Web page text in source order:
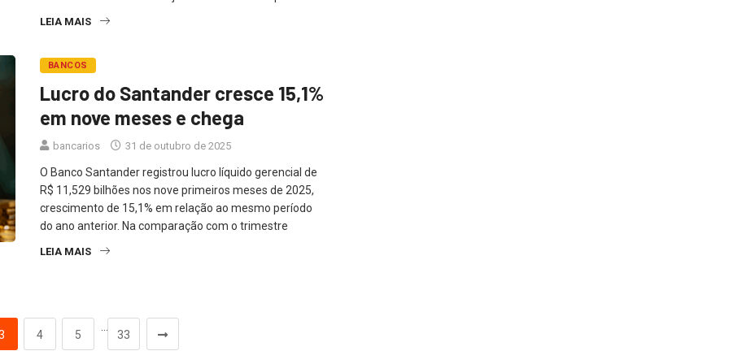
LEIA MAIS
BANCOS
Lucro do Santander cresce 15,1%
em nove meses e chega
bancarios 31 de outubro de 2025
O Banco Santander registrou lucro líquido gerencial de
R$ 11,529 bilhões nos nove primeiros meses de 2025,
crescimento de 15,1% em relação ao mesmo período
do ano anterior. Na comparação com o trimestre
LEIA MAIS
4 5 33